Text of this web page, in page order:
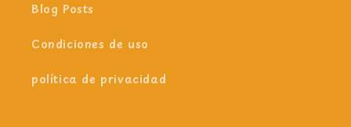
Blog Posts
Condiciones de uso
política de privacidad